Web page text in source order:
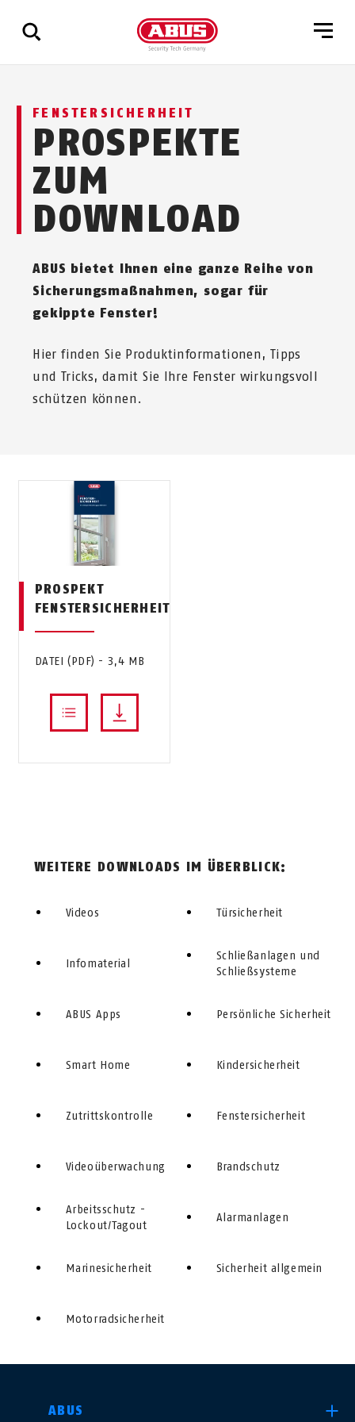
alle
Ergebnisse
FENSTERSICHERHEIT
PROSPEKTE
ZUM
DOWNLOAD
ABUS bietet Ihnen eine ganze Reihe von
Sicherungsmaßnahmen, sogar für
gekippte Fenster!
Hier finden Sie Produktinformationen, Tipps
und Tricks, damit Sie Ihre Fenster wirkungsvoll
schützen können.
PROSPEKT
FENSTERSICHERHEIT
DATEI (PDF) - 3,4 MB
WEITERE DOWNLOADS IM ÜBERBLICK:
Videos
Infomaterial
ABUS Apps
Smart Home
Zutrittskontrolle
Videoüberwachung
Arbeitsschutz -
Lockout/Tagout
Marinesicherheit
Motorradsicherheit
Türsicherheit
Schließanlagen und
Schließsysteme
Persönliche Sicherheit
Kindersicherheit
Fenstersicherheit
Brandschutz
Alarmanlagen
Sicherheit allgemein
ABUS
LAND AUSWÄHLEN